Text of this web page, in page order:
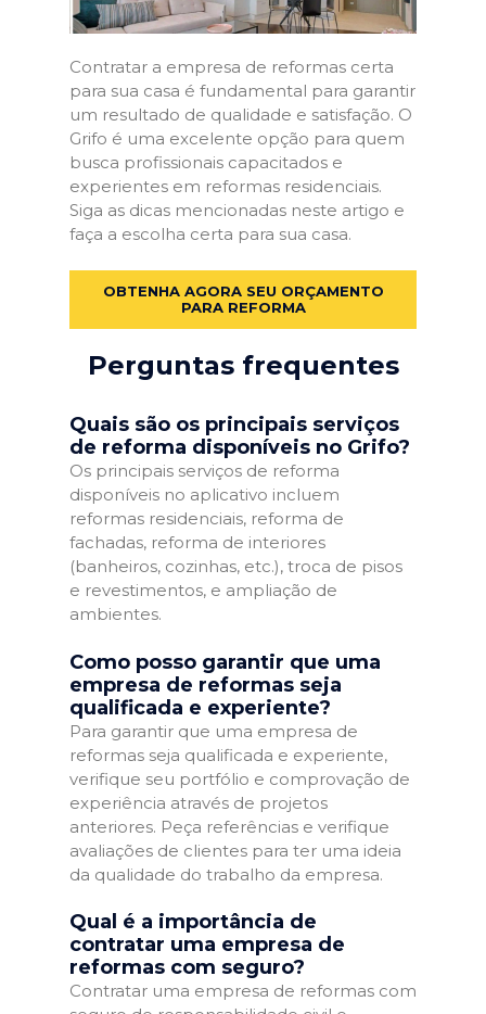
Contratar a empresa de reformas certa
para sua casa é fundamental para garantir
um resultado de qualidade e satisfação. O
Grifo é uma excelente opção para quem
busca profissionais capacitados e
experientes em reformas residenciais.
Siga as dicas mencionadas neste artigo e
faça a escolha certa para sua casa.
OBTENHA AGORA SEU ORÇAMENTO
PARA REFORMA
Perguntas frequentes
Quais são os principais serviços
de reforma disponíveis no Grifo?
Os principais serviços de reforma
disponíveis no aplicativo incluem
reformas residenciais, reforma de
fachadas, reforma de interiores
(banheiros, cozinhas, etc.), troca de pisos
e revestimentos, e ampliação de
ambientes.
Como posso garantir que uma
empresa de reformas seja
qualificada e experiente?
Para garantir que uma empresa de
reformas seja qualificada e experiente,
verifique seu portfólio e comprovação de
experiência através de projetos
anteriores. Peça referências e verifique
avaliações de clientes para ter uma ideia
da qualidade do trabalho da empresa.
Qual é a importância de
contratar uma empresa de
reformas com seguro?
Contratar uma empresa de reformas com